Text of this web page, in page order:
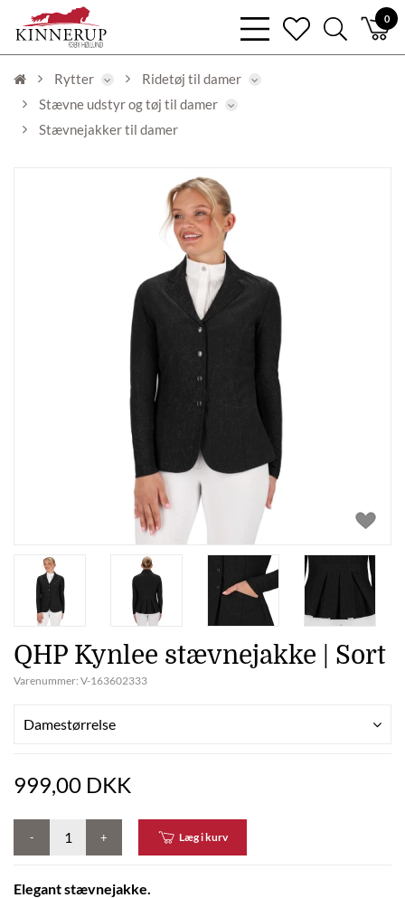
0
bars
light
heart
search
light
Rytter
Ridetøj til damer
Stævne udstyr og tøj til damer
Stævnejakker til damer
QHP Kynlee stævnejakke | Sort
Varenummer: V-163602333
Damestørrelse
999,00 DKK
- + Læg i kurv
Elegant stævnejakke.